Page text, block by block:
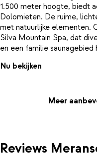
1.500 meter hoogte, biedt
Dolomieten. De ruime,
met natuurlijke elementen.
Silva Mountain Spa, dat
en een familie
Tratterhof ligt op een
Geniet van tijd op de pistes
Nu bekijken
Meer
Reviews